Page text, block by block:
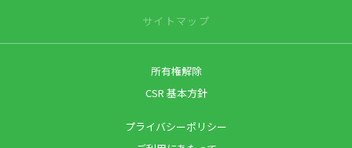
サイトマップ
所有権解除
CSR 基本方針
プライバシーポリシー